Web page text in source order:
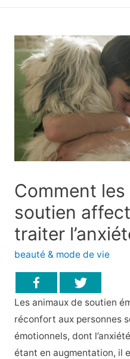
Comment
soutien
traiter
beauté & mode de vie
Les animaux de soutien
réconfort aux personnes
émotionnels, dont
étant en augmentation, il